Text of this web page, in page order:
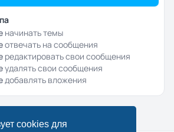
cookies для
начинать темы
отвечать на сообщения
редактировать свои сообщения
удалять свои сообщения
добавлять вложения